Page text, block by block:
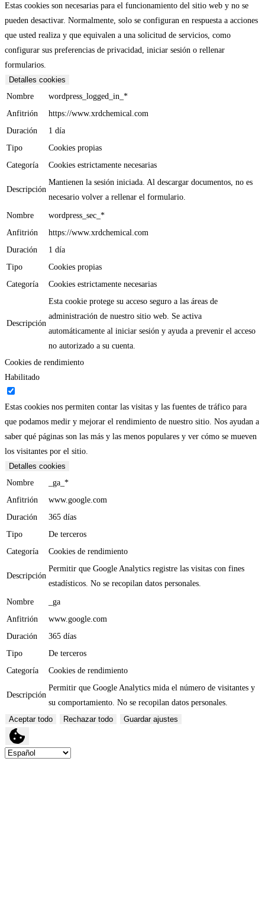
Estas cookies son necesarias para el funcionamiento del sitio web y no se
pueden desactivar. Normalmente, solo se configuran en respuesta a acciones
que usted realiza y que equivalen a una solicitud de servicios, como
configurar sus preferencias de privacidad, iniciar sesión o rellenar
formularios.
Detalles cookies
Nombre
wordpress_logged_in_*
Anfitrión
https://www.xrdchemical.com
Duración
1 día
Tipo
Cookies propias
Categoría
Cookies estrictamente necesarias
Descripción
Mantienen la sesión iniciada. Al descargar documentos, no es
necesario volver a rellenar el formulario.
Nombre
wordpress_sec_*
Anfitrión
https://www.xrdchemical.com
Duración
1 día
Tipo
Cookies propias
Categoría
Cookies estrictamente necesarias
Descripción
Esta cookie protege su acceso seguro a las áreas de
administración de nuestro sitio web. Se activa
automáticamente al iniciar sesión y ayuda a prevenir el acceso
no autorizado a su cuenta.
Cookies de rendimiento
Habilitado
Estas cookies nos permiten contar las visitas y las fuentes de tráfico para
que podamos medir y mejorar el rendimiento de nuestro sitio. Nos ayudan a
saber qué páginas son las más y las menos populares y ver cómo se mueven
los visitantes por el sitio.
Detalles cookies
Nombre
_ga_*
Anfitrión
www.google.com
Duración
365 días
Tipo
De terceros
Categoría
Cookies de rendimiento
Descripción
Permitir que Google Analytics registre las visitas con fines
estadísticos. No se recopilan datos personales.
Nombre
_ga
Anfitrión
www.google.com
Duración
365 días
Tipo
De terceros
Categoría
Cookies de rendimiento
Descripción
Permitir que Google Analytics mida el número de visitantes y
su comportamiento. No se recopilan datos personales.
Aceptar todo
Rechazar todo Guardar ajustes